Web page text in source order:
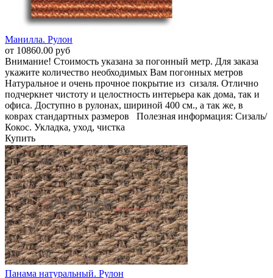
Манилла. Рулон
от 10860.00 руб
Внимание! Стоимость указана за погонный метр. Для заказа
укажите количество необходимых Вам погонных метров
Натуральное и очень прочное покрытие из сизаля. Отлично
подчеркнет чистоту и целостность интерьера как дома, так и
офиса. Доступно в рулонах, шириной 400 см., а так же, в
коврах стандартных размеров Полезная информация: Сизаль/
Кокос. Укладка, уход, чистка
Купить
Панама натуральный. Рулон